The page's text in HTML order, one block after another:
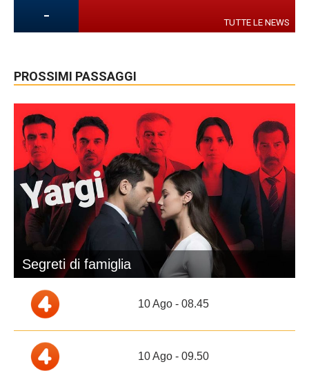
- TUTTE LE NEWS
PROSSIMI PASSAGGI
Segreti di famiglia
10 Ago - 08.45
10 Ago - 09.50